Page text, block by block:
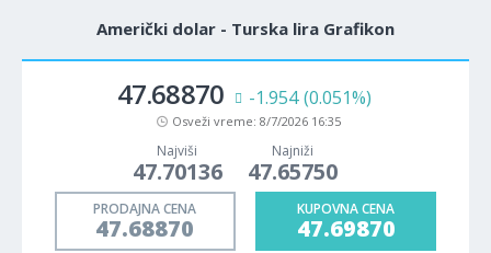
Američki dolar - Turska lira Grafikon
47.68870 -1.954 (0.051%)
Osveži vreme: 8/7/2026 16:35
Najviši
47.70136
Najniži
47.65750
PRODAJNA CENA
47.68870
KUPOVNA CENA
47.69870